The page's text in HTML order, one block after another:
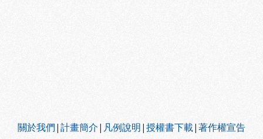
關於我們|計畫簡介| 凡例說明|授權書下載|著作權宣告